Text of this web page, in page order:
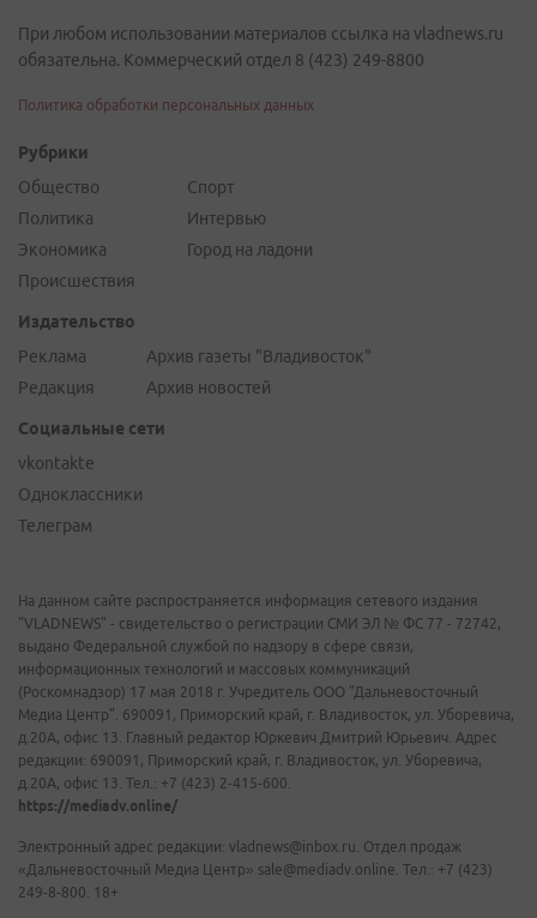
При любом использовании материалов ссылка на vladnews.ru
обязательна. Коммерческий отдел 8 (423) 249-8800
Политика обработки персональных данных
Рубрики
Общество
Политика
Экономика
Происшествия
Спорт
Интервью
Город на ладони
Издательство
Реклама
Редакция
Архив газеты "Владивосток"
Архив новостей
Социальные сети
vkontakte
Одноклассники
Телеграм
На данном сайте распространяется информация сетевого издания
"VLADNEWS" - свидетельство о регистрации СМИ ЭЛ № ФС 77 - 72742,
выдано Федеральной службой по надзору в сфере связи,
информационных технологий и массовых коммуникаций
(Роскомнадзор) 17 мая 2018 г. Учредитель ООО "Дальневосточный
Медиа Центр". 690091, Приморский край, г. Владивосток, ул. Уборевича,
д.20А, офис 13. Главный редактор Юркевич Дмитрий Юрьевич. Адрес
редакции: 690091, Приморский край, г. Владивосток, ул. Уборевича,
д.20А, офис 13. Тел.: +7 (423) 2-415-600.
https://mediadv.online/
Электронный адрес редакции: vladnews@inbox.ru. Отдел продаж
«Дальневосточный Медиа Центр» sale@mediadv.online. Тел.: +7 (423)
249-8-800. 18+